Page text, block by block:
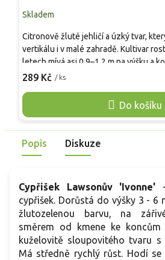
Skladem
289 Kč / ks
Do košíku
Citronově žluté jehličí a úzký tvar,
vertikálu i v malé zahradě. Kultivar
letech mívá asi 0,9–1,2 m na výšku a
později obvykle 1,5–2 m. Jemné
Uplatnění se hodí do skalek, k
větších nádob. Pěstování prospívá v
až v polostínu, v horku s lehkou
Vyzrálé rostliny bývají mrazuvzdorné
Popis Diskuze
Cypřišek Lawsonův 'Ivonne'
cypřišek. Dorůstá do výšky 3 - 6
žlutozelenou barvu, na
směrem od kmene ke koncům
kuželovitě sloupovitého tvaru s
Má středně rychlý růst. Hodí se